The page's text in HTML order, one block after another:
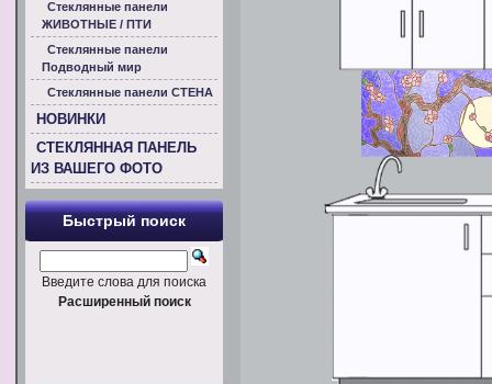
Стеклянные панели
ЖИВОТНЫЕ / ПТИ
Стеклянные панели
Подводный мир
Стеклянные панели СТЕНА
НОВИНКИ
СТЕКЛЯННАЯ ПАНЕЛЬ
ИЗ ВАШЕГО ФОТО
Быстрый поиск
Введите слова для поиска
Расширенный поиск